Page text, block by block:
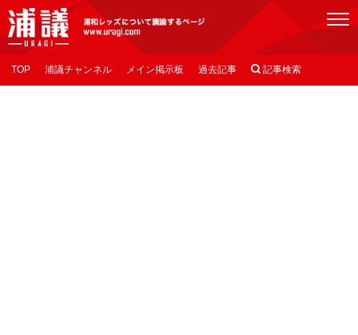
[浦議]浦和レッズについて議論するページ
TOP 浦議チャンネル メイン掲示板 過去記事  記事検索